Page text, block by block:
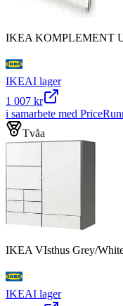
IKEA KOMPLEMENT
IKEAI lager
1 007 kr
i samarbete med
Tvåa
IKEA VIsthus Grey/
IKEAI lager